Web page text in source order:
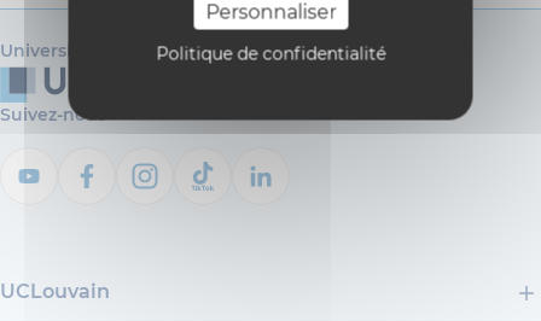
Personnaliser
Politique de confidentialité
Université catholique de Louvain
Suivez-nous
UCLouvain